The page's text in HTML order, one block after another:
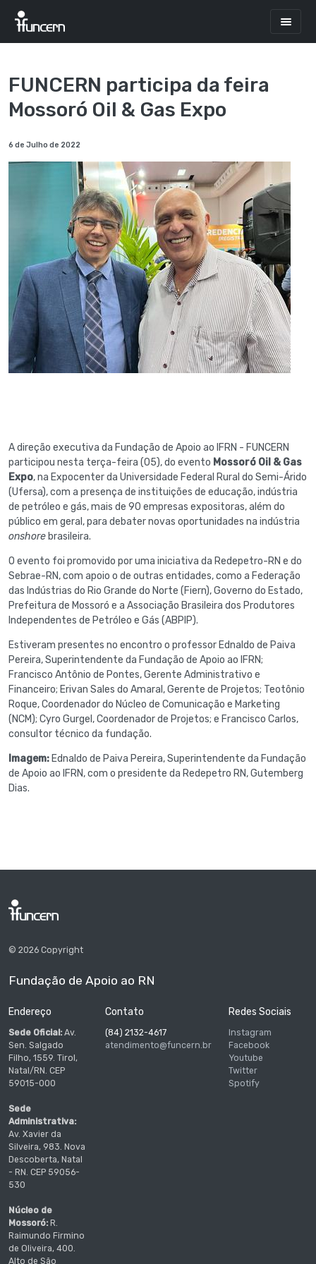
FUNCERN participa da feira
Mossoró Oil & Gas Expo
6 de Julho de 2022
A direção executiva da Fundação de Apoio ao IFRN - FUNCERN
participou nesta terça-feira (05), do evento Mossoró Oil & Gas
Expo, na Expocenter da Universidade Federal Rural do Semi-Árido
(Ufersa), com a presença de instituições de educação, indústria
de petróleo e gás, mais de 90 empresas expositoras, além do
público em geral, para debater novas oportunidades na indústria
onshore brasileira.
O evento foi promovido por uma iniciativa da Redepetro-RN e do
Sebrae-RN, com apoio o de outras entidades, como a Federação
das Indústrias do Rio Grande do Norte (Fiern), Governo do Estado,
Prefeitura de Mossoró e a Associação Brasileira dos Produtores
Independentes de Petróleo e Gás (ABPIP).
Estiveram presentes no encontro o professor Ednaldo de Paiva
Pereira, Superintendente da Fundação de Apoio ao IFRN;
Francisco Antônio de Pontes, Gerente Administrativo e
Financeiro; Erivan Sales do Amaral, Gerente de Projetos; Teotônio
Roque, Coordenador do Núcleo de Comunicação e Marketing
(NCM); Cyro Gurgel, Coordenador de Projetos; e Francisco Carlos,
consultor técnico da fundação.
Imagem: Ednaldo de Paiva Pereira, Superintendente da Fundação
de Apoio ao IFRN, com o presidente da Redepetro RN, Gutemberg
Dias.
© 2026 Copyright
Fundação de Apoio ao RN
Endereço
Sede Oficial: Av.
Sen. Salgado
Filho, 1559. Tirol,
Natal/RN. CEP
59015-000
Sede
Administrativa:
Av. Xavier da
Silveira, 983. Nova
Descoberta, Natal
- RN. CEP 59056-
530
Núcleo de
Mossoró: R.
Raimundo Firmino
de Oliveira, 400.
Alto de São
Contato
(84) 2132-4617
atendimento@funcern.br
Redes Sociais
Instagram
Facebook
Youtube
Twitter
Spotify